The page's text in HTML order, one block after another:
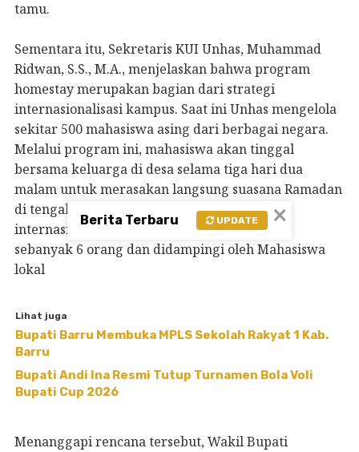
tamu.
Sementara itu, Sekretaris KUI Unhas, Muhammad
Ridwan, S.S., M.A., menjelaskan bahwa program
homestay merupakan bagian dari strategi
internasionalisasi kampus. Saat ini Unhas mengelola
sekitar 500 mahasiswa asing dari berbagai negara.
Melalui program ini, mahasiswa akan tinggal
bersama keluarga di desa selama tiga hari dua
malam untuk merasakan langsung suasana Ramadan
di tengah masyarakat. Jumlah mahasiswa
internasional yang akan mengikuti program
sebanyak 6 orang dan didampingi oleh Mahasiswa
lokal
Lihat juga
Bupati Barru Membuka MPLS Sekolah Rakyat 1 Kab.
Barru
Bupati Andi Ina Resmi Tutup Turnamen Bola Voli
Bupati Cup 2026
Menanggapi rencana tersebut, Wakil Bupati
×
Berita Terbaru UPDATE